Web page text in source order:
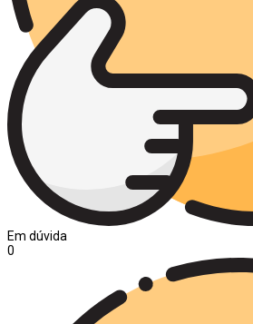
Em dúvida
0